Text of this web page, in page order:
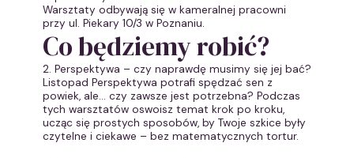
Warsztaty odbywają się w kameralnej pracowni
przy ul. Piekary 10/3 w Poznaniu.
Co będziemy robić?
2. Perspektywa – czy naprawdę musimy się jej bać?
Listopad Perspektywa potrafi spędzać sen z
powiek, ale… czy zawsze jest potrzebna? Podczas
tych warsztatów oswoisz temat krok po kroku,
ucząc się prostych sposobów, by Twoje szkice były
czytelne i ciekawe – bez matematycznych tortur.